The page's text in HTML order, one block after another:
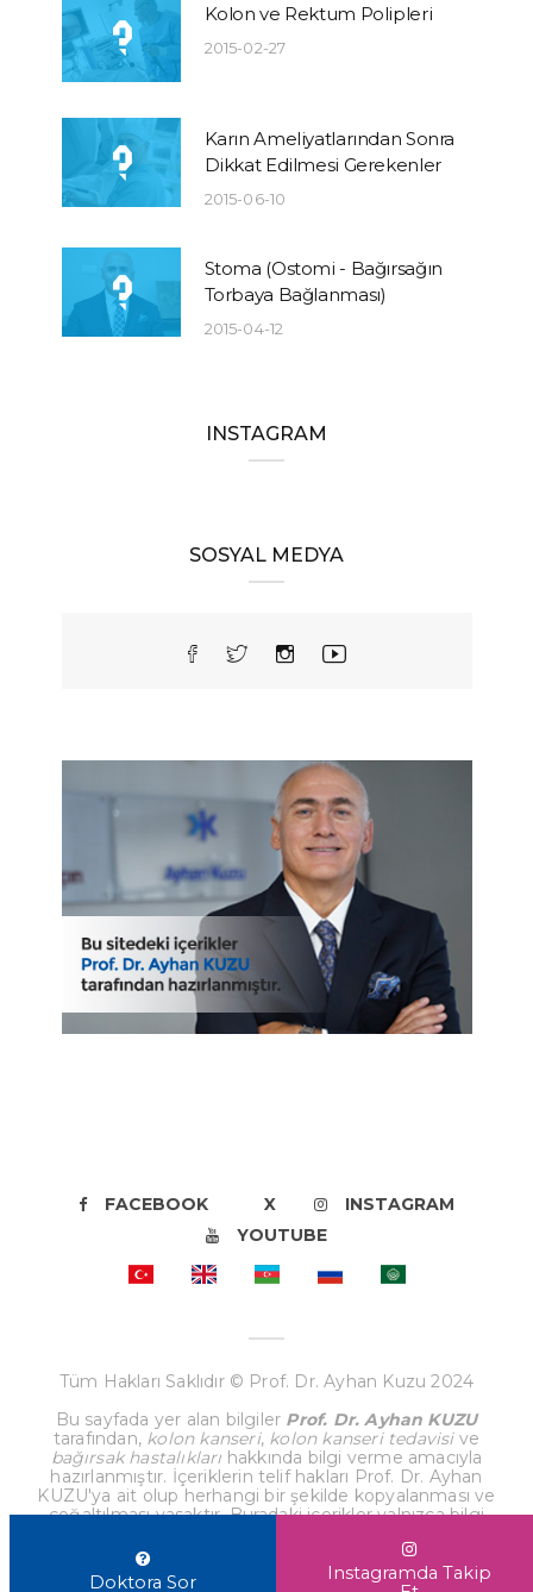
Kolon ve Rektum Polipleri
2015-02-27
Karın Ameliyatlarından Sonra
Dikkat Edilmesi Gerekenler
2015-06-10
Stoma (Ostomi - Bağırsağın
Torbaya Bağlanması)
2015-04-12
INSTAGRAM
SOSYAL MEDYA
Doktora Sor
Instagramda Takip
FACEBOOK X
INSTAGRAM
YOUTUBE
Tüm Hakları Saklıdır © Prof. Dr. Ayhan Kuzu 2024
Bu sayfada yer alan bilgiler Prof. Dr. Ayhan KUZU
tarafından, kolon kanseri, kolon kanseri tedavisive
bağırsak hastalıkları hakkında bilgi verme amacıyla
hazırlanmıştır. İçeriklerin telif hakları Prof. Dr. Ayhan
KUZU'ya ait olup herhangi bir şekilde kopyalanması ve
çoğaltılması yasaktır. Buradaki içerikler yalnızca bilgi
Sağlık sorunlarınız için en kısa sürede doktorunuza